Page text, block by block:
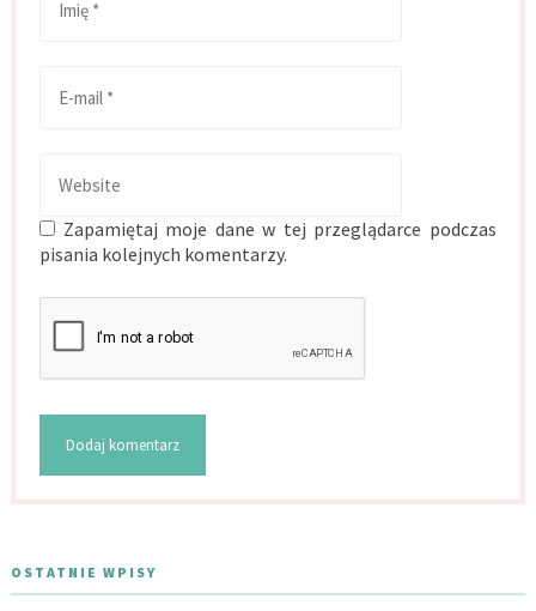
Zapamiętaj moje dane w tej przeglądarce podczas
pisania kolejnych komentarzy.
OSTATNIE WPISY